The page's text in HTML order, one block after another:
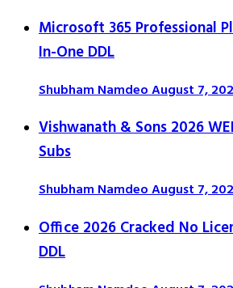
Microsoft 365 Professional
In-One DDL
Shubham NamdeoAugust 7,
Vishwanath & Sons 2026
Subs
Shubham NamdeoAugust 7,
Office 2026 Cracked No
DDL